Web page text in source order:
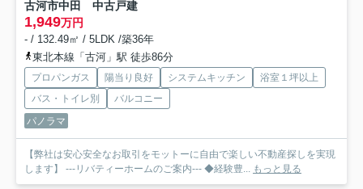
古河市中田 中古戸建
1,949万円
- / 132.49㎡ / 5LDK /築36年
東北本線「古河」駅 徒歩86分
プロパンガス 陽当り良好 システムキッチン
浴室１坪以上
バス・トイレ別
バルコニー
パノラマ
【弊社は安心安全なお取引をモットーに自由で楽しい不動産探しを実現
します】 ---リバティーホームのご案内--- ◆経験豊... もっと見る